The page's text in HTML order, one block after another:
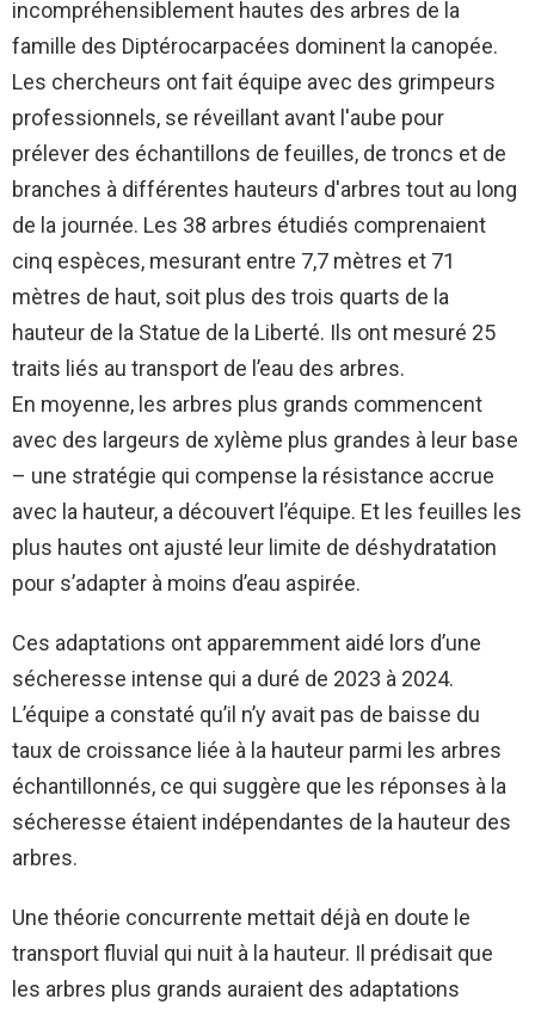
incompréhensiblement hautes des arbres de la
famille des Diptérocarpacées dominent la canopée.
Les chercheurs ont fait équipe avec des grimpeurs
professionnels, se réveillant avant l'aube pour
prélever des échantillons de feuilles, de troncs et de
branches à différentes hauteurs d'arbres tout au long
de la journée. Les 38 arbres étudiés comprenaient
cinq espèces, mesurant entre 7,7 mètres et 71
mètres de haut, soit plus des trois quarts de la
hauteur de la Statue de la Liberté. Ils ont mesuré 25
traits liés au transport de l’eau des arbres.
En moyenne, les arbres plus grands commencent
avec des largeurs de xylème plus grandes à leur base
– une stratégie qui compense la résistance accrue
avec la hauteur, a découvert l’équipe. Et les feuilles les
plus hautes ont ajusté leur limite de déshydratation
pour s’adapter à moins d’eau aspirée.
Ces adaptations ont apparemment aidé lors d’une
sécheresse intense qui a duré de 2023 à 2024.
L’équipe a constaté qu’il n’y avait pas de baisse du
taux de croissance liée à la hauteur parmi les arbres
échantillonnés, ce qui suggère que les réponses à la
sécheresse étaient indépendantes de la hauteur des
arbres.
Une théorie concurrente mettait déjà en doute le
transport fluvial qui nuit à la hauteur. Il prédisait que
les arbres plus grands auraient des adaptations